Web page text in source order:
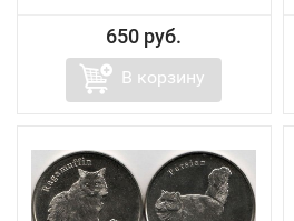
650 руб.
В корзину